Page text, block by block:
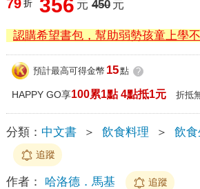
79 折 356 元 450 元
認購希望書包，幫助弱勢孩童上學不
預計最高可得金幣 15點 ?
HAPPY GO享100累1點 4點抵1元 折抵
分類： 中文書 ＞ 飲食料理 ＞ 飲
追蹤
作者： 哈洛德．馬基 追蹤